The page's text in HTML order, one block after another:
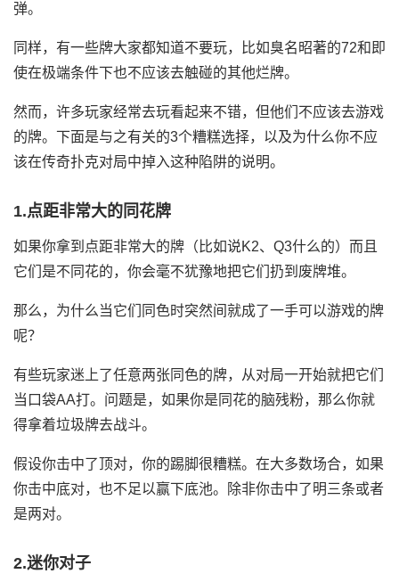
弹。
同样，有一些牌大家都知道不要玩，比如臭名昭著的72和即
使在极端条件下也不应该去触碰的其他烂牌。
然而，许多玩家经常去玩看起来不错，但他们不应该去游戏
的牌。下面是与之有关的3个糟糕选择，以及为什么你不应
该在传奇扑克对局中掉入这种陷阱的说明。
1.点距非常大的同花牌
如果你拿到点距非常大的牌（比如说K2、Q3什么的）而且
它们是不同花的，你会毫不犹豫地把它们扔到废牌堆。
那么，为什么当它们同色时突然间就成了一手可以游戏的牌
呢？
有些玩家迷上了任意两张同色的牌，从对局一开始就把它们
当口袋AA打。问题是，如果你是同花的脑残粉，那么你就
得拿着垃圾牌去战斗。
假设你击中了顶对，你的踢脚很糟糕。在大多数场合，如果
你击中底对，也不足以赢下底池。除非你击中了明三条或者
是两对。
2.迷你对子